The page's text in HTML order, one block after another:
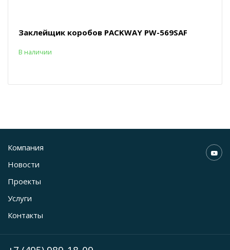
Заклейщик коробов PACKWAY PW-569SAF
В наличии
Компания
Новости
Проекты
Услуги
Контакты